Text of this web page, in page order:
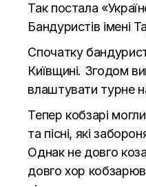
Так постала
Бандуристів імені
Спочатку
Київщині. Згодом
влаштувати турне
Тепер кобзарі
та пісні, які
Однак не довго
довго хор